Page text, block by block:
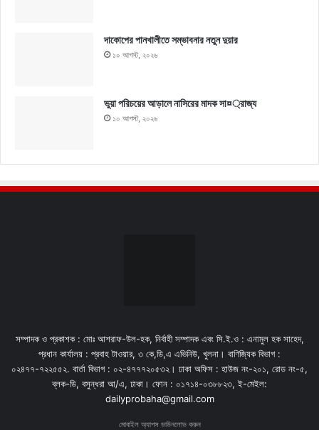
দাকোপের পানখালীতে সম্ভাবনার নতুন দুয়ার
১০ আগস্ট, ২০২৬
ভুয়া পরিচয়ের আড়ালে নাসিরের মাদক সা¤্রাজ্য
১০ আগস্ট, ২০২৬
সম্পাদক ও প্রকাশক : মোঃ আশরাফ-উল-হক, নির্বাহী সম্পাদক এবং সি.ই.ও : এনামুল হক সাহেদ,
প্রধান কার্যালয় : প্রবাহ টাওয়ার, ৩ কে,ডি,এ এভিনিউ, খুলনা। বাণিজ্যিক বিভাগ :
০২৪৭৭-৭২২৫৫২. বার্তা বিভাগ : ০২-৪৭৭৭২০৫৩২। ঢাকা অফিস : হাউজ নং-২০১, রোড নং-৫,
ব্লক-ডি, বসুন্ধরা আ/এ, ঢাকা। ফোন : ০১৭১৪-০৩৮৮২৩, ই-মেইল:
dailyprobaha@gmail.com
মোবাইল অ্যাপস ডাউনলোড করুন